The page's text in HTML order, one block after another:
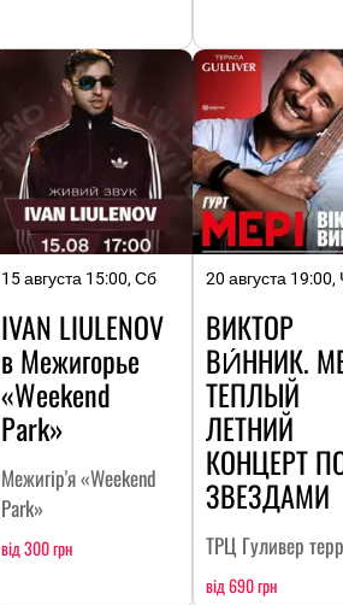
15 августа 15:00, Сб
IVAN LIULENOV
в Межигорье
«Weekend
Park»
Межигір'я «Weekend
Park»
від 300 грн
20 августа 19:00,
ВИКТОР
ВИ́ННИК.
ТЕПЛЫЙ
ЛЕТНИЙ
КОНЦЕРТ
ЗВЕЗДАМИ
ТРЦ Гуливер
від 690 грн